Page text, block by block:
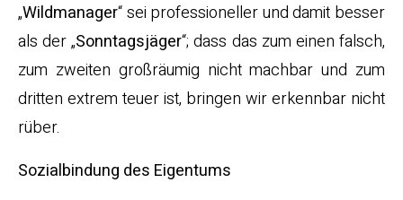
„Wildmanager“ sei professioneller und damit besser
als der „Sonntagsjäger“; dass das zum einen falsch,
zum zweiten großräumig nicht machbar und zum
dritten extrem teuer ist, bringen wir erkennbar nicht
rüber.
Sozialbindung des Eigentums